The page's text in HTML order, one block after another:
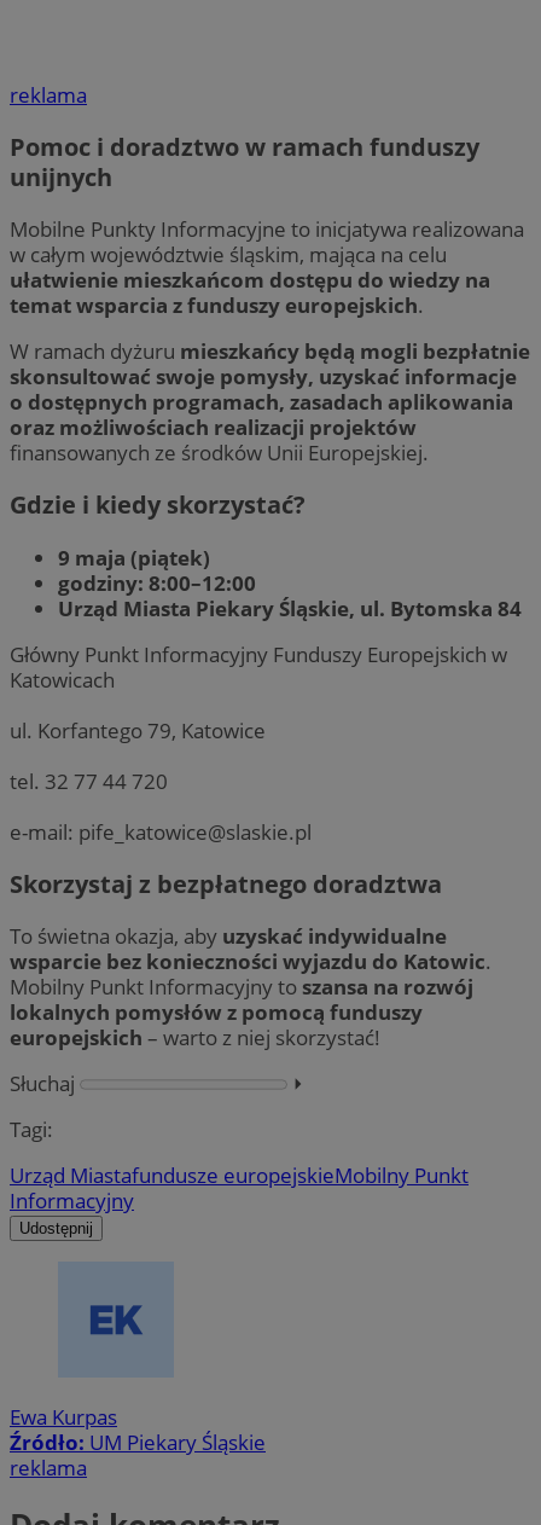
reklama
Pomoc i doradztwo w ramach funduszy
unijnych
Mobilne Punkty Informacyjne to inicjatywa realizowana
w całym województwie śląskim, mająca na celu
ułatwienie mieszkańcom dostępu do wiedzy na
temat wsparcia z funduszy europejskich.
W ramach dyżuru mieszkańcy będą mogli bezpłatnie
skonsultować swoje pomysły, uzyskać informacje
o dostępnych programach, zasadach aplikowania
oraz możliwościach realizacji projektów
finansowanych ze środków Unii Europejskiej.
Gdzie i kiedy skorzystać?
9 maja (piątek)
godziny: 8:00–12:00
Urząd Miasta Piekary Śląskie, ul. Bytomska 84
Główny Punkt Informacyjny Funduszy Europejskich w
Katowicach
ul. Korfantego 79, Katowice
tel. 32 77 44 720
e-mail: pife_katowice@slaskie.pl
Skorzystaj z bezpłatnego doradztwa
To świetna okazja, aby uzyskać indywidualne
wsparcie bez konieczności wyjazdu do Katowic.
Mobilny Punkt Informacyjny to szansa na rozwój
lokalnych pomysłów z pomocą funduszy
europejskich – warto z niej skorzystać!
Słuchaj
⏵︎
Tagi:
Urząd Miastafundusze europejskieMobilny Punkt
Informacyjny
Udostępnij
Ewa Kurpas
Źródło: UM Piekary Śląskie
reklama